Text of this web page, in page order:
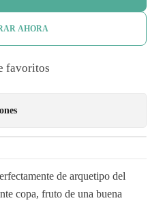
AHORA
favoritos
de arquetipo del
copa, fruto de una buena